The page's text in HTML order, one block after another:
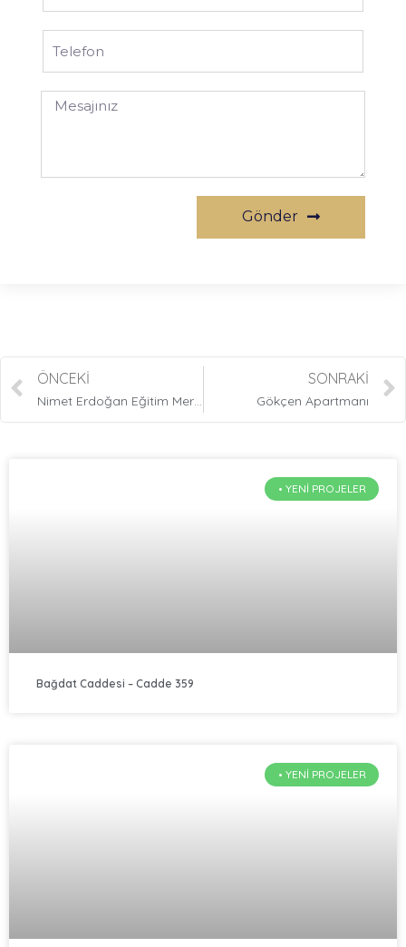
Gönder
ÖNCEKI
Nimet Erdoğan Eğitim Merkezi
SONRAKI
Gökçen Apartmanı
• YENI PROJELER
Bağdat Caddesi – Cadde 359
• YENI PROJELER